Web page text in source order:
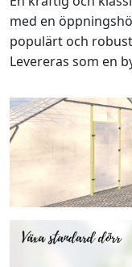
med en
populärt och
Levereras som en